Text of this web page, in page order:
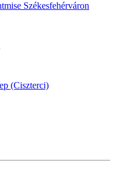
Székesfehérváron
(Ciszterci)